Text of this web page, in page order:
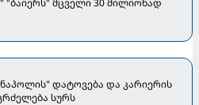
დატოვება და კარიერის
სურს